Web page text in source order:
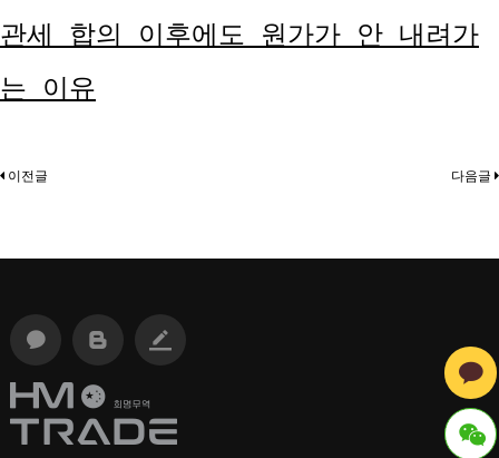
관세 합의 이후에도 원가가 안 내려가
는 이유
이전글 다음글